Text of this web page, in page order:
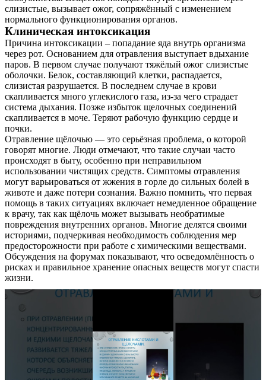
О нас
Услуги
слизистые, вызывает ожог, сопряжённый с изменением
нормального функционирования органов.
Клиническая интоксикация
Причина интоксикации – попадание яда внутрь организма
через рот. Основанием для отравления выступает вдыхание
паров. В первом случае получают тяжёлый ожог слизистые
оболочки. Белок, составляющий клетки, распадается,
слизистая разрушается. В последнем случае в крови
скапливается много углекислого газа, из-за чего страдает
система дыхания. Позже избыток щелочных соединений
скапливается в моче. Теряют рабочую функцию сердце и
почки.
Отравление щёлочью — это серьёзная проблема, о которой
говорят многие. Люди отмечают, что такие случаи часто
происходят в быту, особенно при неправильном
использовании чистящих средств. Симптомы отравления
могут варьироваться от жжения в горле до сильных болей в
животе и даже потери сознания. Важно помнить, что первая
помощь в таких ситуациях включает немедленное обращение
к врачу, так как щёлочь может вызывать необратимые
повреждения внутренних органов. Многие делятся своими
историями, подчеркивая необходимость соблюдения мер
предосторожности при работе с химическими веществами.
Обсуждения на форумах показывают, что осведомлённость о
рисках и правильное хранение опасных веществ могут спасти
жизни.